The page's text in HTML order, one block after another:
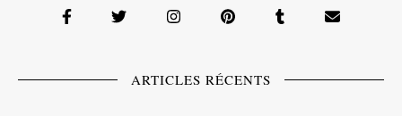
ARTICLES RÉCENTS